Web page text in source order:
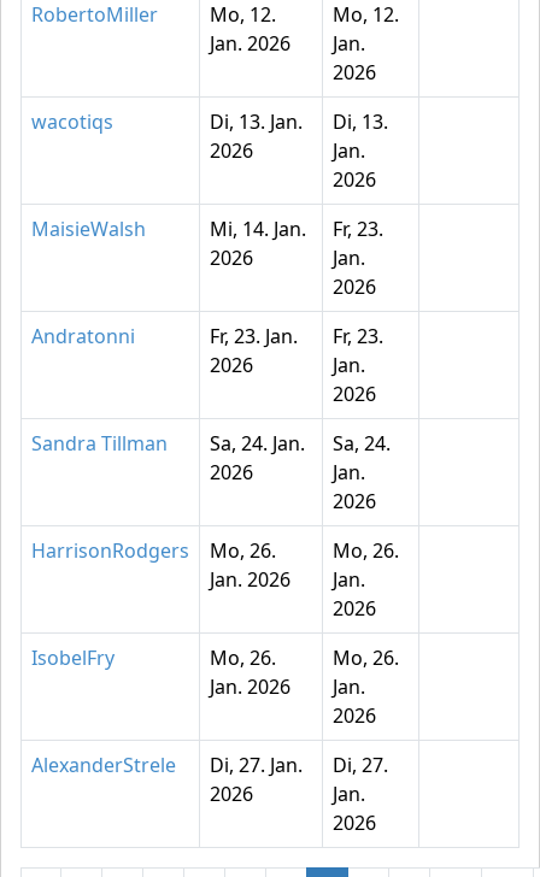
RobertoMiller
Mo, 12.
Jan. 2026
Mo, 12.
Jan.
2026
wacotiqs
Di, 13. Jan.
2026
Di, 13.
Jan.
2026
MaisieWalsh
Mi, 14. Jan.
2026
Fr, 23.
Jan.
2026
Andratonni
Fr, 23. Jan.
2026
Fr, 23.
Jan.
2026
Sandra Tillman
Sa, 24. Jan.
2026
Sa, 24.
Jan.
2026
HarrisonRodgers
Mo, 26.
Jan. 2026
Mo, 26.
Jan.
2026
IsobelFry
Mo, 26.
Jan. 2026
Mo, 26.
Jan.
2026
AlexanderStrele
Di, 27. Jan.
2026
Di, 27.
Jan.
2026